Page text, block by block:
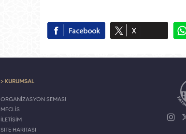
> KURUMSAL
ORGANİZASYON ŞEMASI
MECLİS
İLETİŞİM
SİTE HARİTASI